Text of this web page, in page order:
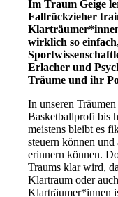
Im Traum Geige
Fallrückzieher
wirklich so
Erlacher und
Träume und ihr
In unseren
Basketballprofi bis
meistens bleibt es
steuern können
erinnern können.
Traums klar wird,
Klartraum oder
Klarträumer*innen